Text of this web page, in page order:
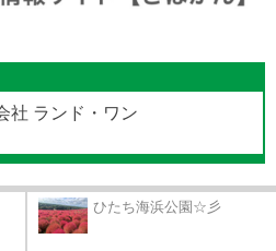
社 ランド・ワン
ひたち海浜公園☆彡